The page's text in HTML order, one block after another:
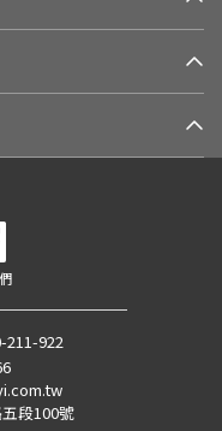
211-922
段100號